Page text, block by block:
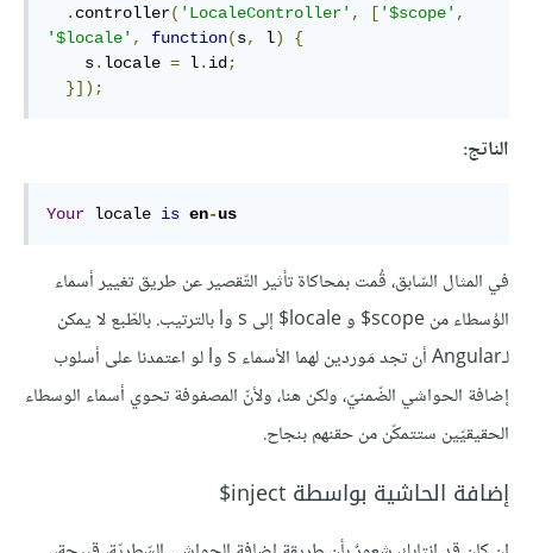
. controller( 'LocaleController' , [ '$scope' ,
'$locale' , function(s, l)
{
    s
. locale = l. id;
}]);
الناتج:
Your locale is en-us
في المثال السّابق، قُمت بمحاكاة تأثير التّقصير عن طريق تغيير أسماء
الوُسطاء من scope$ و locale$ إلى s وl بالترتيب. بالطّبع لا يمكن
لـAngular أن تجد مَوردين لهما الأسماء s وl لو اعتمدنا على أسلوب
إضافة الحواشي الضّمنيّ، ولكن هنا، ولأنّ المصفوفة تحوي أسماء الوسطاء
الحقيقيّين ستتمكّن من حقنهم بنجاح.
إضافة الحاشية بواسطة inject$